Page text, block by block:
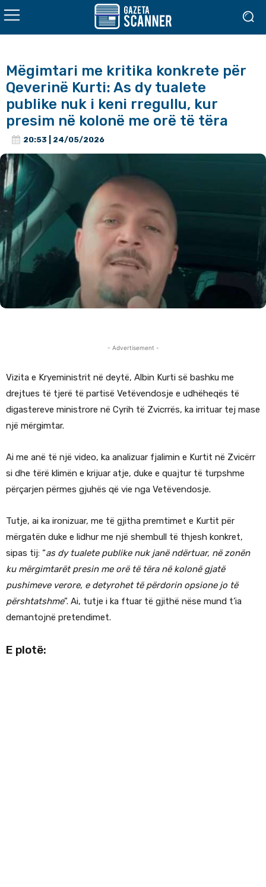
Mëgimtari me kritika konkrete për
Qeverinë Kurti: As dy tualete
publike nuk i keni rregullu, kur
presim në kolonë me orë të tëra
20:53 | 24/05/2026
- Advertisement -
Vizita e Kryeministrit në deytë, Albin Kurti së bashku me
drejtues të tjerë të partisë Vetëvendosje e udhëheqës të
digastereve ministrore në Cyrih të Zvicrrës, ka irrituar tej mase
një mërgimtar.
Ai me anë të një video, ka analizuar fjalimin e Kurtit në Zvicërr
si dhe tërë klimën e krijuar atje, duke e quajtur të turpshme
përçarjen përmes gjuhës që vie nga Vetëvendosje.
Tutje, ai ka ironizuar, me të gjitha premtimet e Kurtit për
mërgatën duke e lidhur me një shembull të thjesh konkret,
sipas tij: “as dy tualete publike nuk janë ndërtuar, në zonën
ku mërgimtarët presin me orë të tëra në kolonë gjatë
pushimeve verore, e detyrohet të përdorin opsione jo të
përshtatshme”. Ai, tutje i ka ftuar të gjithë nëse mund t’ia
demantojnë pretendimet.
E plotë: